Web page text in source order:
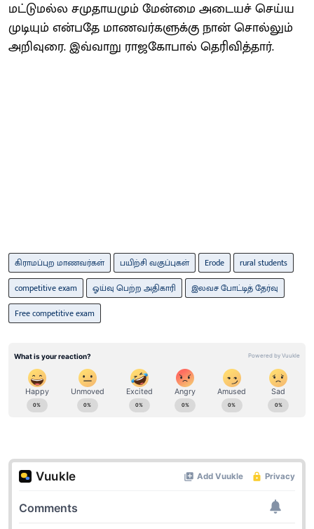
மட்டுமல்ல சமுதாயமும் மேன்மை அடையச் செய்ய
முடியும் என்பதே மாணவர்களுக்கு நான் சொல்லும்
அறிவுரை. இவ்வாறு ராஜகோபால் தெரிவித்தார்.
கிராமப்புற மாணவர்கள் பயிற்சி வகுப்புகள் Erode
rural students
competitive exam
ஓய்வு பெற்ற அதிகாரி
இலவச போட்டித் தேர்வு
Free competitive exam